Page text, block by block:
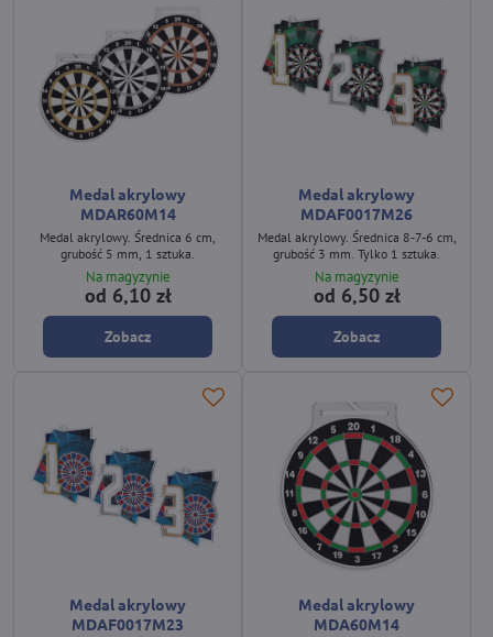
Medal akrylowy
MDAR60M14
Medal akrylowy. Średnica 6 cm,
grubość 5 mm, 1 sztuka.
Na magyzynie
od 6,10 zł
Zobacz
Medal akrylowy
MDAF0017M26
Medal akrylowy. Średnica 8-7-6 cm,
grubość 3 mm. Tylko 1 sztuka.
Na magyzynie
od 6,50 zł
Zobacz
Medal akrylowy
MDAF0017M23
Medal akrylowy
MDA60M14